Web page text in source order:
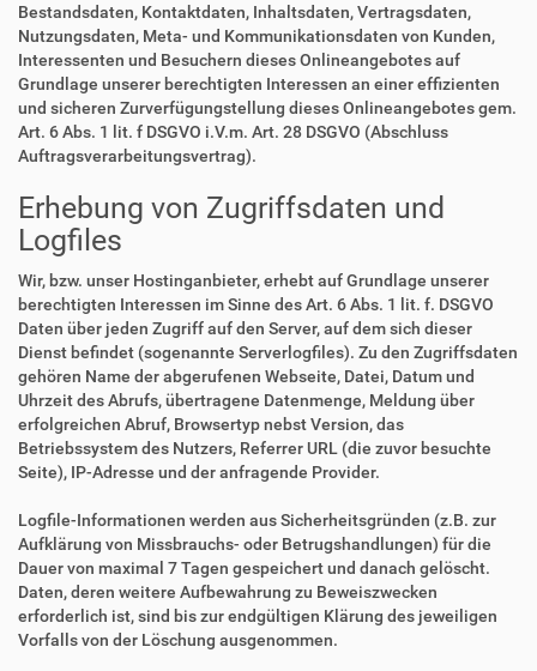
Bestandsdaten, Kontaktdaten, Inhaltsdaten, Vertragsdaten,
Nutzungsdaten, Meta- und Kommunikationsdaten von Kunden,
Interessenten und Besuchern dieses Onlineangebotes auf
Grundlage unserer berechtigten Interessen an einer effizienten
und sicheren Zurverfügungstellung dieses Onlineangebotes gem.
Art. 6 Abs. 1 lit. f DSGVO i.V.m. Art. 28 DSGVO (Abschluss
Auftragsverarbeitungsvertrag).
Erhebung von Zugriffsdaten und
Logfiles
Wir, bzw. unser Hostinganbieter, erhebt auf Grundlage unserer
berechtigten Interessen im Sinne des Art. 6 Abs. 1 lit. f. DSGVO
Daten über jeden Zugriff auf den Server, auf dem sich dieser
Dienst befindet (sogenannte Serverlogfiles). Zu den Zugriffsdaten
gehören Name der abgerufenen Webseite, Datei, Datum und
Uhrzeit des Abrufs, übertragene Datenmenge, Meldung über
erfolgreichen Abruf, Browsertyp nebst Version, das
Betriebssystem des Nutzers, Referrer URL (die zuvor besuchte
Seite), IP-Adresse und der anfragende Provider.
Logfile-Informationen werden aus Sicherheitsgründen (z.B. zur
Aufklärung von Missbrauchs- oder Betrugshandlungen) für die
Dauer von maximal 7 Tagen gespeichert und danach gelöscht.
Daten, deren weitere Aufbewahrung zu Beweiszwecken
erforderlich ist, sind bis zur endgültigen Klärung des jeweiligen
Vorfalls von der Löschung ausgenommen.